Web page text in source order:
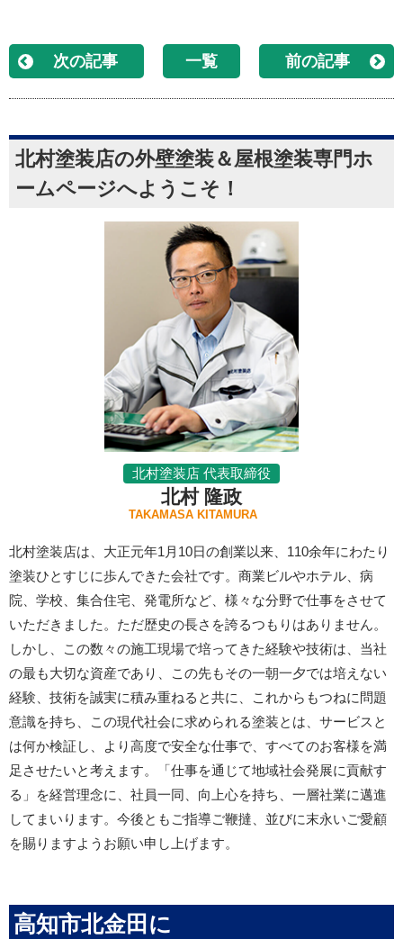
次の記事 一覧 前の記事
北村塗装店の外壁塗装＆屋根塗装専門ホ
ームページへようこそ！
北村塗装店 代表取締役
北村 隆政
TAKAMASA KITAMURA
北村塗装店は、大正元年1月10日の創業以来、110余年にわたり
塗装ひとすじに歩んできた会社です。商業ビルやホテル、病
院、学校、集合住宅、発電所など、様々な分野で仕事をさせて
いただきました。ただ歴史の長さを誇るつもりはありません。
しかし、この数々の施工現場で培ってきた経験や技術は、当社
の最も大切な資産であり、この先もその一朝一夕では培えない
経験、技術を誠実に積み重ねると共に、これからもつねに問題
意識を持ち、この現代社会に求められる塗装とは、サービスと
は何か検証し、より高度で安全な仕事で、すべてのお客様を満
足させたいと考えます。「仕事を通じて地域社会発展に貢献す
る」を経営理念に、社員一同、向上心を持ち、一層社業に邁進
してまいります。今後ともご指導ご鞭撻、並びに末永いご愛顧
を賜りますようお願い申し上げます。
高知市北金田に